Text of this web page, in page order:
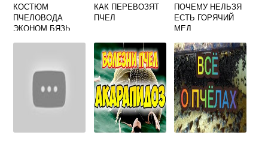
КОСТЮМ
ПЧЕЛОВОДА
ЭКОНОМ БЯЗЬ
КАК ПЕРЕВОЗЯТ
ПЧЕЛ
ПОЧЕМУ НЕЛЬЗЯ
ЕСТЬ ГОРЯЧИЙ
МЕД